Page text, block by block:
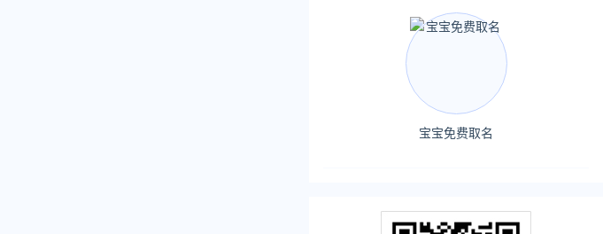
宝宝免费取名